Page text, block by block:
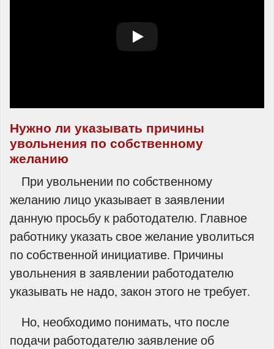
Нужно ли указывать причины
увольнения по собственному
желанию
При увольнении по собственному
желанию лицо указывает в заявлении
данную просьбу к работодателю. Главное
работнику указать свое желание уволиться
по собственной инициативе. Причины
увольнения в заявлении работодателю
указывать не надо, закон этого не требует.
Но, необходимо понимать, что после
подачи работодателю заявление об